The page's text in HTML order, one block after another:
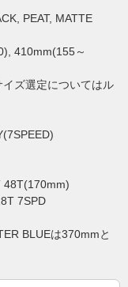
PEAT, MATTE
410mm(155～
ズ選定についてはル
48T(170mm)
7SPD
BLUEは370mmと